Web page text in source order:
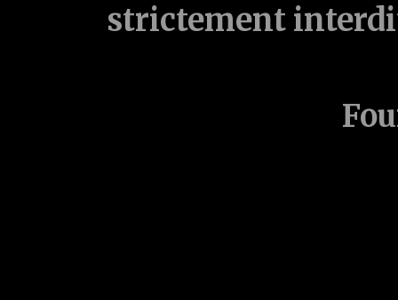
strictement